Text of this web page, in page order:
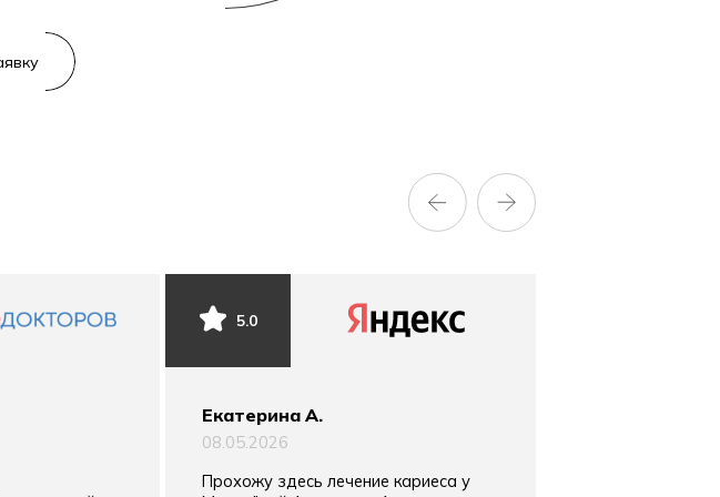
5.0
Екатерина А.
08.05.2026
Прохожу здесь лечение кариеса у